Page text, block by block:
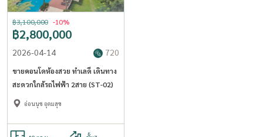
฿2,800,000
฿3,100,000 -10%
2026-04-14 720
ขายคอนโดห้องสวย ทำเลดี เดินทาง
สะดวกใกล้รถไฟฟ้า 2สาย (ST-02)
อ่อนนุช อุดมสุข